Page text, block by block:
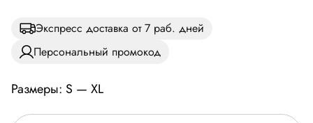
Экспресс доставка от 7 раб. дней
Персональный промокод
Размеры: S — XL